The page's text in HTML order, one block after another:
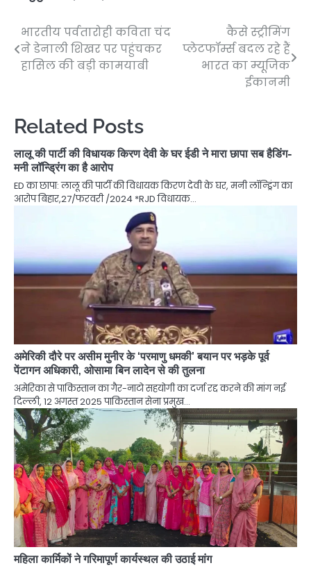
Post
navigation
भारतीय पर्वतारोही कविता चंद
ने डेनाली शिखर पर पहुंचकर
हासिल की बड़ी कामयाबी
कैसे स्ट्रीमिंग
प्लेटफॉर्म्स बदल रहे हैं
भारत का म्यूजिक
ईकानमी
Related Posts
लालू की पार्टी की विधायक किरण देवी के घर ईडी ने मारा छापा सब हैडिंग-
मनी लॉन्ड्रिंग का है आरोप
ED का छापा: लालू की पार्टी की विधायक किरण देवी के घर, मनी लॉन्ड्रिंग का
आरोप बिहार,27/फरवरी /2024 *RJD विधायक…
अमेरिकी दौरे पर असीम मुनीर के ‘परमाणु धमकी’ बयान पर भड़के पूर्व
पेंटागन अधिकारी, ओसामा बिन लादेन से की तुलना
अमेरिका से पाकिस्तान का गैर-नाटो सहयोगी का दर्जा रद्द करने की मांग नई
दिल्ली, 12 अगस्त 2025 पाकिस्तान सेना प्रमुख…
महिला कार्मिकों ने गरिमापूर्ण कार्यस्थल की उठाई मांग